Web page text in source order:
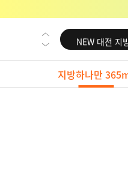
NEW 교대 지
NEW 대전 지
NEW 노원 지
NEW 미
지방하나만